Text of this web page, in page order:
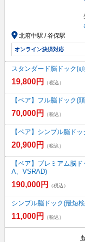
北府中駅 / 谷保駅
オンライン決済対応
スタンダード脳ドック(
19,800円 （税込）
【ペア】フル脳ドック(
70,000円 （税込）
【ペア】シンプル脳ド
20,900円 （税込）
【ペア】プレミアム脳
A、VSRAD)
190,000円 （税込）
シンプル脳ドック(最短
11,000円 （税込）